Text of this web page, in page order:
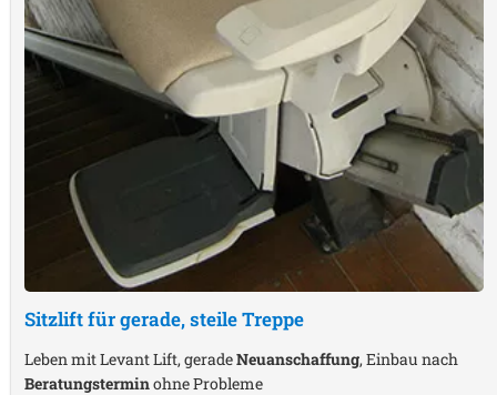
Sitzlift für gerade, steile Treppe
Leben mit Levant Lift, geradeNeuanschaffung, Einbau nach
Beratungsterminohne Probleme